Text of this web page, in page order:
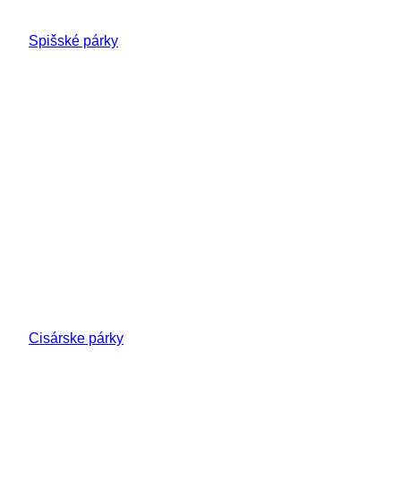
Spišské párky
Cisárske párky